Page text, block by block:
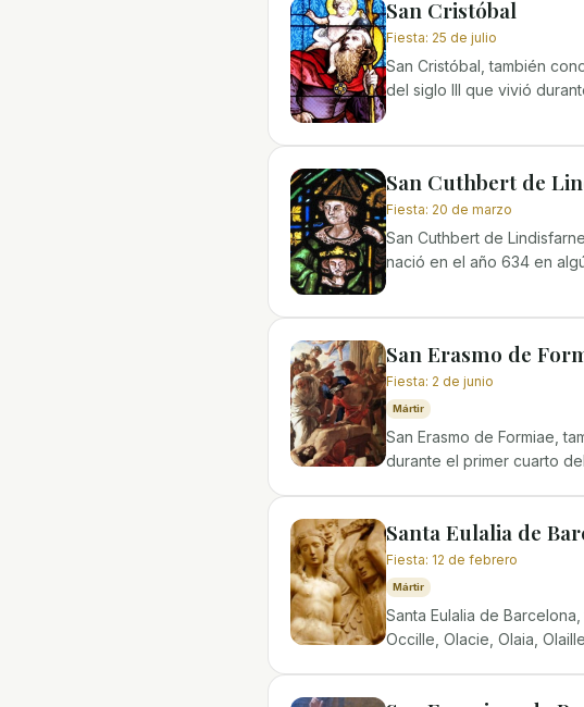
San Cristóbal
Fiesta: 25 de julio
San Cristóbal, también
del siglo III que vivió
San Cuthbert de
Fiesta: 20 de marzo
San Cuthbert de
nació en el año 634 en
San Erasmo de
Fiesta: 2 de junio
Mártir
San Erasmo de Formiae,
durante el primer cuarto
Santa Eulalia de
Fiesta: 12 de febrero
Mártir
Santa Eulalia de
Occille, Olacie, Olaia,